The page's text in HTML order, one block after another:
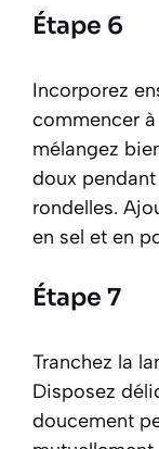
Étape 6
Incorporez
commencer
mélangez
doux
rondelles.
en sel et en
Étape 7
Tranchez la
Disposez
doucement